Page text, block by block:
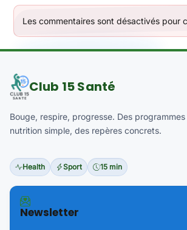
Les commentaires sont désactivés pour
Club 15 Santé
Bouge, respire, progresse. Des
nutrition simple, des repères concrets.
Health Sport 15 min
Newsletter